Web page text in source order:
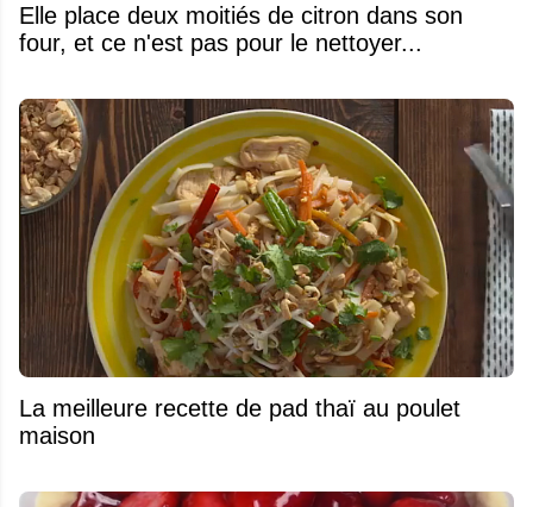
Elle place deux moitiés de citron dans son
four, et ce n'est pas pour le nettoyer...
La meilleure recette de pad thaï au poulet
maison